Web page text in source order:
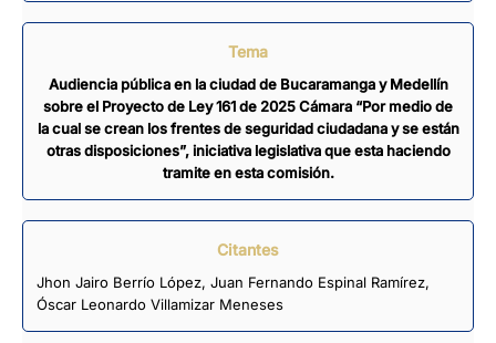
Tema
Audiencia pública en la ciudad de Bucaramanga y Medellín
sobre el Proyecto de Ley 161 de 2025 Cámara “Por medio de
la cual se crean los frentes de seguridad ciudadana y se están
otras disposiciones”, iniciativa legislativa que esta haciendo
tramite en esta comisión.
Citantes
Jhon Jairo Berrío López, Juan Fernando Espinal Ramírez,
Óscar Leonardo Villamizar Meneses